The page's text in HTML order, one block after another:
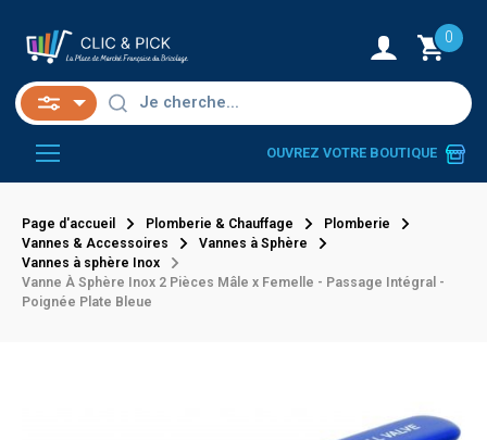
0
OUVREZ VOTRE BOUTIQUE
Page d'accueil Plomberie & Chauffage
Plomberie
Vannes & Accessoires
Vannes à Sphère
Vannes à sphère Inox
Vanne À Sphère Inox 2 Pièces Mâle x Femelle - Passage Intégral -
Poignée Plate Bleue